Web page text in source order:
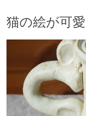
猫の絵が可